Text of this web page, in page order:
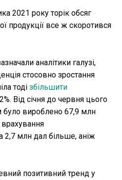
2021 року торік обсяг
продукції все ж скоротився
аналітики галузі,
стосовно зростання
тоді збільшити
Від січня до червня цього
було вироблено 67,9 млн
врахування
2,7 млн дал більше, аніж
позитивний тренд у